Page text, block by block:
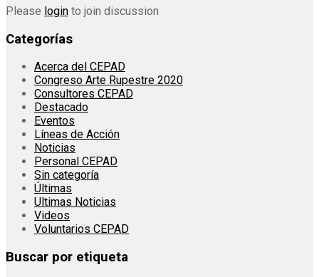
Please login to join discussion
Categorías
Acerca del CEPAD
Congreso Arte Rupestre 2020
Consultores CEPAD
Destacado
Eventos
Líneas de Acción
Noticias
Personal CEPAD
Sin categoría
Últimas
Ultimas Noticias
Videos
Voluntarios CEPAD
Buscar por etiqueta